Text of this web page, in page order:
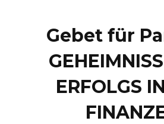
Gebet für
ERFOLGS